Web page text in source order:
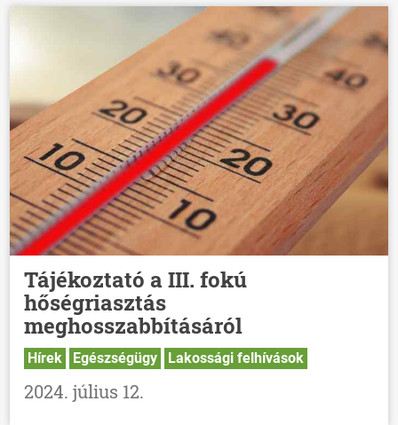
Tájékoztató a III. fokú
hőségriasztás
meghosszabbításáról
Hírek Egészségügy Lakossági felhívások
2024. július 12.